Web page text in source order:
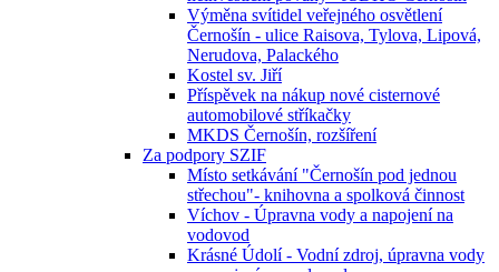
Výměna svítidel veřejného osvětlení
Černošín - ulice Raisova, Tylova, Lipová,
Nerudova, Palackého
Kostel sv. Jiří
Příspěvek na nákup nové cisternové
automobilové stříkačky
MKDS Černošín, rozšíření
Za podpory SZIF
Místo setkávání "Černošín pod jednou
střechou"- knihovna a spolková činnost
Víchov - Úpravna vody a napojení na
vodovod
Krásné Údolí - Vodní zdroj, úpravna vody